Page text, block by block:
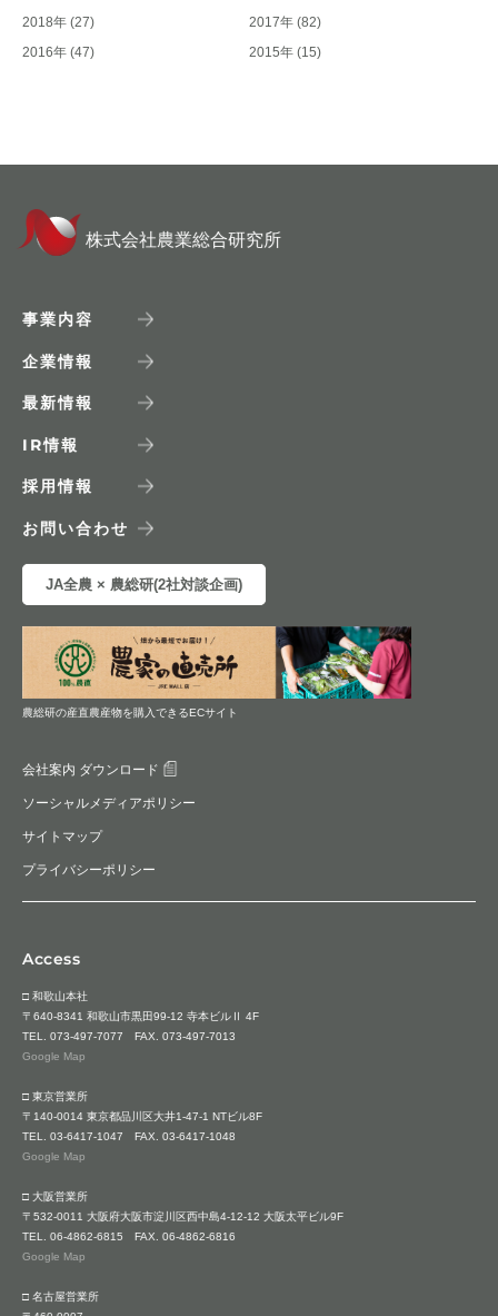
2018年 (27) 2017年 (82)
2016年 (47) 2015年 (15)
株式会社農業総合研究所
事業内容
企業情報
最新情報
IR情報
採用情報
お問い合わせ
JA全農 × 農総研(2社対談企画)
農総研の産直農産物を購入できるECサイト
会社案内 ダウンロード
ソーシャルメディアポリシー
サイトマップ
プライバシーポリシー
Access
□ 和歌山本社
〒640-8341 和歌山市黒田99-12 寺本ビルⅡ 4F
TEL. 073-497-7077 FAX. 073-497-7013
Google Map
□ 東京営業所
〒140-0014 東京都品川区大井1-47-1 NTビル8F
TEL. 03-6417-1047 FAX. 03-6417-1048
Google Map
□ 大阪営業所
〒532-0011 大阪府大阪市淀川区西中島4-12-12 大阪太平ビル9F
TEL. 06-4862-6815 FAX. 06-4862-6816
Google Map
□ 名古屋営業所